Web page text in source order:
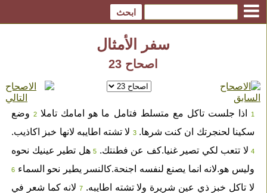
سفر الأمثال
اصحاح 23
1اذا جلست تاكل مع متسلط فتامل ما هو امامك تاملا 2وضع
سكينا لحنجرتك ان كنت شرها. 3لا تشته اطايبه لانها خبز اكاذيب.
4لا تتعب لكي تصير غنيا.كف عن فطنتك. 5هل تطير عينيك نحوه
وليس هو.لانه انما يصنع لنفسه اجنحة.كالنسر يطير نحو السماء 6
لا تاكل خبز ذي عين شريرة ولا تشته اطايبه. 7لانه كما شعر في